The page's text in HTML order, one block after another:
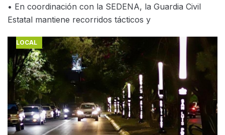
• En coordinación con la SEDENA, la Guardia Civil
Estatal mantiene recorridos tácticos y
LOCAL